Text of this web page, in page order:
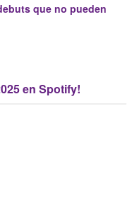
que no pueden
en Spotify!